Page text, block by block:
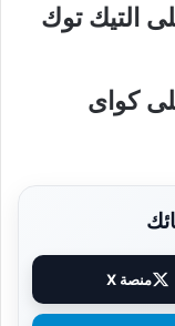
التيك توك
كواى
منصة X